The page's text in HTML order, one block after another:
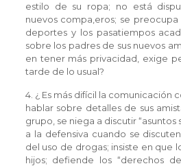
estilo de su ropa; no está
nuevos compa‚eros; se
deportes y los pasatiempos
sobre los padres de sus nuevos
en tener más privacidad, exige
tarde de lo usual?
4. ¿ Es más difícil la comunicación
hablar sobre detalles de sus
grupo, se niega a discutir “asuntos
a la defensiva cuando se
del uso de drogas; insiste en que
hijos; defiende los “derechos